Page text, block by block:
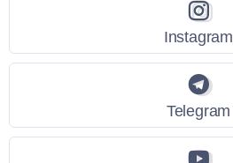
Instagram
Telegram